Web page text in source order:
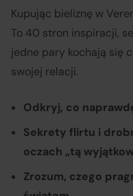
Kupując bieliznę w
To 40 stron inspiracji,
jedne pary kochają się
swojej relacji.
Odkryj, co
Sekrety flirtu i
oczach „tą
Zrozum, czego